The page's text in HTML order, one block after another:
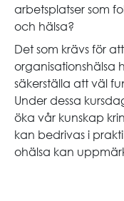
arbetsplatser som
och hälsa?
Det som krävs för
organisationshälsa
säkerställa att väl
Under dessa
öka vår kunskap
kan bedrivas i
ohälsa kan